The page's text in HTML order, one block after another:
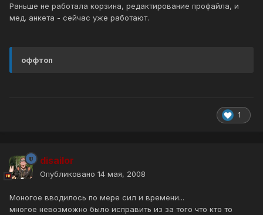
Раньше не работала корзина, редактирование профайла, и
мед. анкета - сейчас уже работают.
оффтоп
1
disailor
Опубликовано 14 мая, 2008
Моногое вводилось по мере сил и времени...
многое невозможно было исправить из за того что кто то